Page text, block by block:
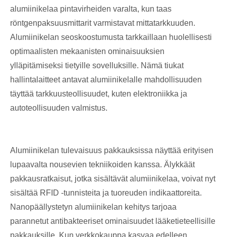
alumiinikelaa pintavirheiden varalta, kun taas
röntgenpaksuusmittarit varmistavat mittatarkkuuden.
Alumiinikelan seoskoostumusta tarkkaillaan huolellisesti
optimaalisten mekaanisten ominaisuuksien
ylläpitämiseksi tietyille sovelluksille. Nämä tiukat
hallintalaitteet antavat alumiinikelalle mahdollisuuden
täyttää tarkkuusteollisuudet, kuten elektroniikka ja
autoteollisuuden valmistus.
Alumiinikelan tulevaisuus pakkauksissa näyttää erityisen
lupaavalta nousevien tekniikoiden kanssa. Älykkäät
pakkausratkaisut, jotka sisältävät alumiinikelaa, voivat nyt
sisältää RFID -tunnisteita ja tuoreuden indikaattoreita.
Nanopäällystetyn alumiinikelan kehitys tarjoaa
parannetut antibakteeriset ominaisuudet lääketieteellisille
pakkauksille. Kun verkkokauppa kasvaa edelleen,